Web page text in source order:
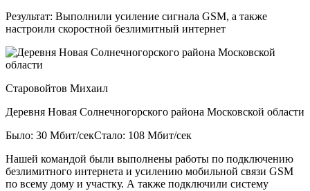
Результат: Выполнили усиление сигнала GSM, а также
настроили скоростной безлимитный интернет
Старовойтов Михаил
Деревня Новая Солнечногорского района Московской области
Было: 30 Мбит/секСтало: 108 Мбит/сек
Нашей командой были выполнены работы по подключению
безлимитного интернета и усилению мобильной связи GSM
по всему дому и участку. А также подключили систему